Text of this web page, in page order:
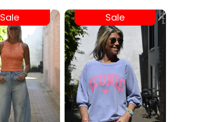
Sale Sale